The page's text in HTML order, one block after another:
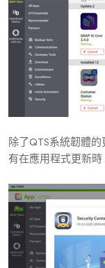
除了QTS系統韌體
有在應用程式更新